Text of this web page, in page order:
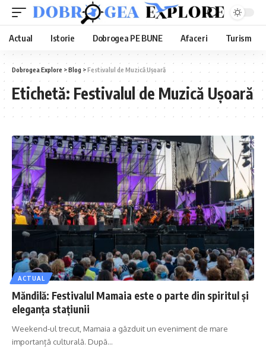
Actual Istorie Dobrogea PE BUNE Afaceri Turism
Dobrogea Explore >Blog >Festivalul de Muzică Ușoară
Etichetă: Festivalul de Muzică Ușoară
ACTUAL
Măndilă: Festivalul Mamaia este o parte din spiritul și
eleganța stațiunii
Weekend-ul trecut, Mamaia a găzduit un eveniment de mare
importanță culturală. După…